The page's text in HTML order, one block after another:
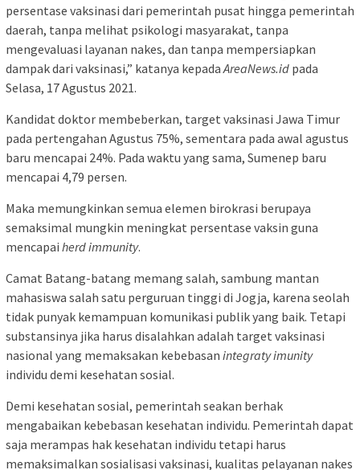
persentase vaksinasi dari pemerintah pusat hingga pemerintah
daerah, tanpa melihat psikologi masyarakat, tanpa
mengevaluasi layanan nakes, dan tanpa mempersiapkan
dampak dari vaksinasi,” katanya kepada AreaNews.id pada
Selasa, 17 Agustus 2021.
Kandidat doktor membeberkan, target vaksinasi Jawa Timur
pada pertengahan Agustus 75%, sementara pada awal agustus
baru mencapai 24%. Pada waktu yang sama, Sumenep baru
mencapai 4,79 persen.
Maka memungkinkan semua elemen birokrasi berupaya
semaksimal mungkin meningkat persentase vaksin guna
mencapai herd immunity.
Camat Batang-batang memang salah, sambung mantan
mahasiswa salah satu perguruan tinggi di Jogja, karena seolah
tidak punyak kemampuan komunikasi publik yang baik. Tetapi
substansinya jika harus disalahkan adalah target vaksinasi
nasional yang memaksakan kebebasan integraty imunity
individu demi kesehatan sosial.
Demi kesehatan sosial, pemerintah seakan berhak
mengabaikan kebebasan kesehatan individu. Pemerintah dapat
saja merampas hak kesehatan individu tetapi harus
memaksimalkan sosialisasi vaksinasi, kualitas pelayanan nakes